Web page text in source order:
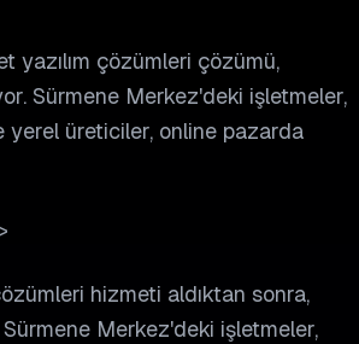
yazılım çözümleri çözümü,
Sürmene Merkez'deki işletmeler,
üreticiler, online pazarda
hizmeti aldıktan sonra,
Merkez'deki işletmeler,